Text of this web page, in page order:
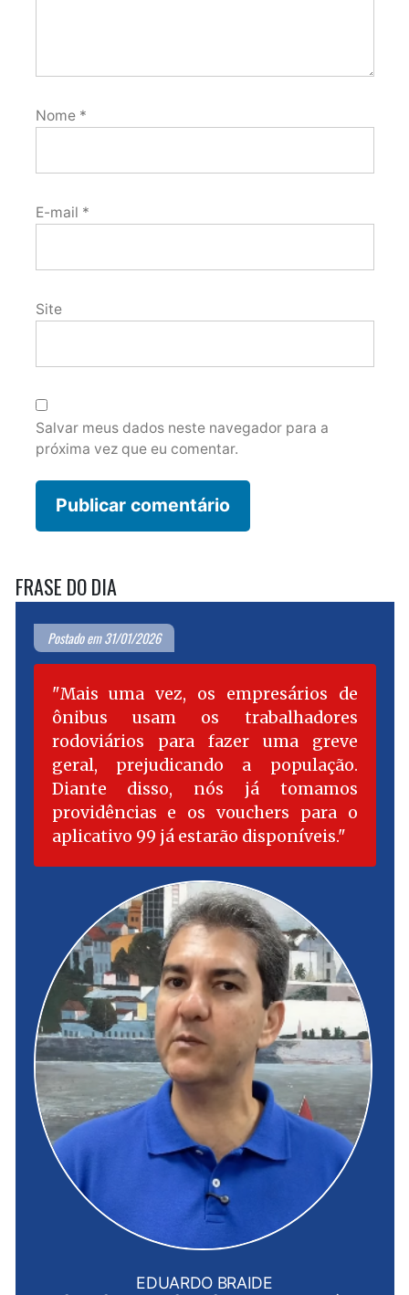
Nome *
E-mail *
Site
Salvar meus dados neste navegador para a
próxima vez que eu comentar.
FRASE DO DIA
Postado em 31/01/2026
Mais uma vez, os empresários de
ônibus usam os trabalhadores
rodoviários para fazer uma greve
geral, prejudicando a população.
Diante disso, nós já tomamos
providências e os vouchers para o
aplicativo 99 já estarão disponíveis.
EDUARDO BRAIDE